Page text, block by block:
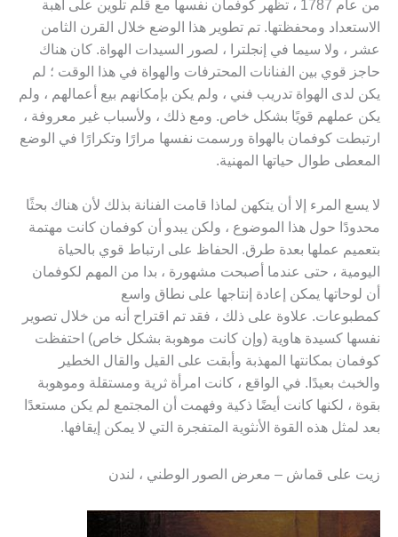
من عام 1787 ، تظهر كوفمان نفسها مع قلم تلوين على أهبة
الاستعداد ومحفظتها. تم تطوير هذا الوضع خلال القرن الثامن
عشر ، ولا سيما في إنجلترا ، لصور السيدات الهواة. كان هناك
حاجز قوي بين الفنانات المحترفات والهواة في هذا الوقت ؛ لم
يكن لدى الهواة تدريب فني ، ولم يكن بإمكانهم بيع أعمالهم ، ولم
يكن عملهم قويًا بشكل خاص. ومع ذلك ، ولأسباب غير معروفة ،
ارتبطت كوفمان بالهواة ورسمت نفسها مرارًا وتكرارًا في الوضع
المعطى طوال حياتها المهنية.
لا يسع المرء إلا أن يتكهن لماذا قامت الفنانة بذلك لأن هناك بحثًا
محدودًا حول هذا الموضوع ، ولكن يبدو أن كوفمان كانت مهتمة
بتعميم عملها بعدة طرق. الحفاظ على ارتباط قوي بالحياة
اليومية ، حتى عندما أصبحت مشهورة ، بدا من المهم لكوفمان
أن لوحاتها يمكن إعادة إنتاجها على نطاق واسع
كمطبوعات. علاوة على ذلك ، فقد تم اقتراح أنه من خلال تصوير
نفسها كسيدة هاوية (وإن كانت موهوبة بشكل خاص) احتفظت
كوفمان بمكانتها المهذبة وأبقت على القيل والقال الخطير
والخبث بعيدًا. في الواقع ، كانت امرأة ثرية ومستقلة وموهوبة
بقوة ، لكنها كانت أيضًا ذكية وفهمت أن المجتمع لم يكن مستعدًا
بعد لمثل هذه القوة الأنثوية المتفجرة التي لا يمكن إيقافها.
زيت على قماش – معرض الصور الوطني ، لندن